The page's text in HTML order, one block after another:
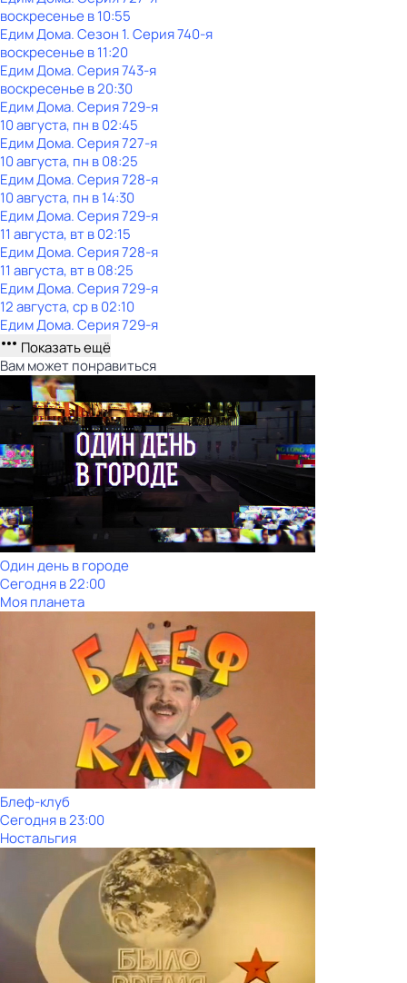
воскресенье в10:55
Едим Дома. Сезон 1. Серия 740-я
воскресенье в11:20
Едим Дома. Серия 743-я
воскресенье в20:30
Едим Дома. Серия 729-я
10 августа, пн в 02:45
Едим Дома. Серия 727-я
10 августа, пн в 08:25
Едим Дома. Серия 728-я
10 августа, пн в 14:30
Едим Дома. Серия 729-я
11 августа, вт в 02:15
Едим Дома. Серия 728-я
11 августа, вт в 08:25
Едим Дома. Серия 729-я
12 августа, ср в 02:10
Едим Дома. Серия 729-я
Показать ещё
Вам может понравиться
Один день в городе
Сегодня в 22:00
Моя планета
Блеф-клуб
Сегодня в 23:00
Ностальгия